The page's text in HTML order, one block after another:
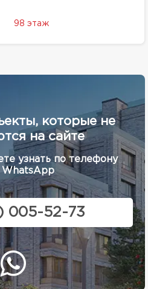
98 этаж
которые не
на сайте
узнать по телефону
WhatsApp
005-52-73